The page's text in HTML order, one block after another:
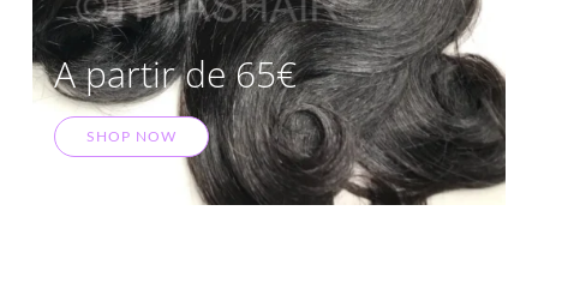
A partir de 65€
SHOP NOW